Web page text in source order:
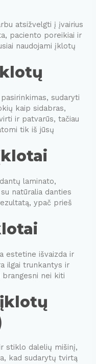
atsižvelgti į įvairius
paciento poreikiai ir
naudojami įklotų
sudaryti
kaip sidabras,
ir patvarūs, tačiau
tik iš jūsų
laminato,
natūralia danties
ypač prieš
estetine išvaizda ir
ilgai trunkantys ir
brangesni nei kiti
stiklo dalelių mišinį,
kad sudarytų tvirtą